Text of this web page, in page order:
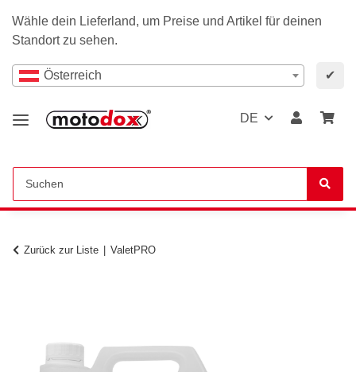
Wähle dein Lieferland, um Preise und Artikel für deinen
Standort zu sehen.
Österreich ✔
DE
Zurück zur Liste ValetPRO